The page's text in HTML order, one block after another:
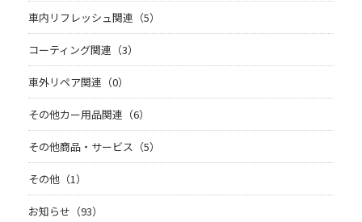
車内リフレッシュ関連（5）
コーティング関連（3）
車外リペア関連（0）
その他カー用品関連（6）
その他商品・サービス（5）
その他（1）
お知らせ（93）